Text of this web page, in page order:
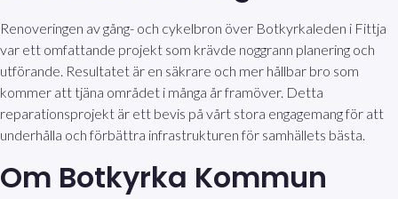
Renoveringen av gång- och cykelbron över Botkyrkaleden i Fittja
var ett omfattande projekt som krävde noggrann planering och
utförande. Resultatet är en säkrare och mer hållbar bro som
kommer att tjäna området i många år framöver. Detta
reparationsprojekt är ett bevis på vårt stora engagemang för att
underhålla och förbättra infrastrukturen för samhällets bästa.
Om Botkyrka Kommun